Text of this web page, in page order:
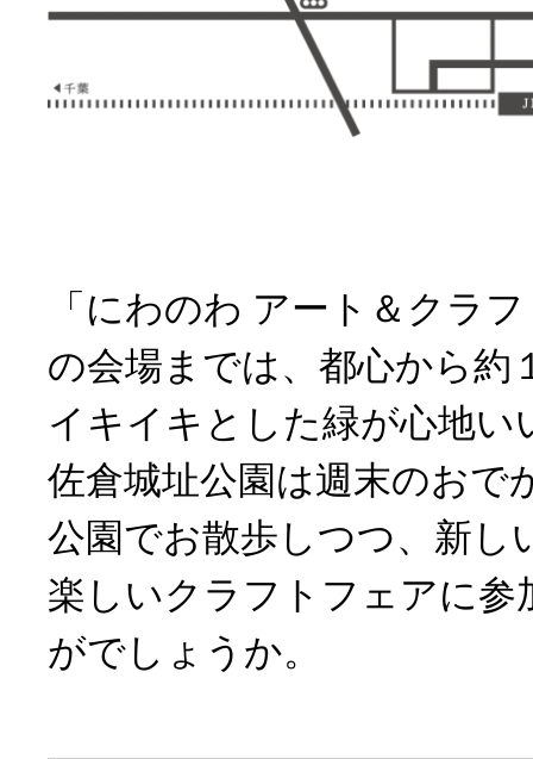
「にわのわ アート＆クラ
の会場までは、都心から約
イキイキとした緑が心地い
佐倉城址公園は週末のおで
公園でお散歩しつつ、新し
楽しいクラフトフェアに参
がでしょうか。